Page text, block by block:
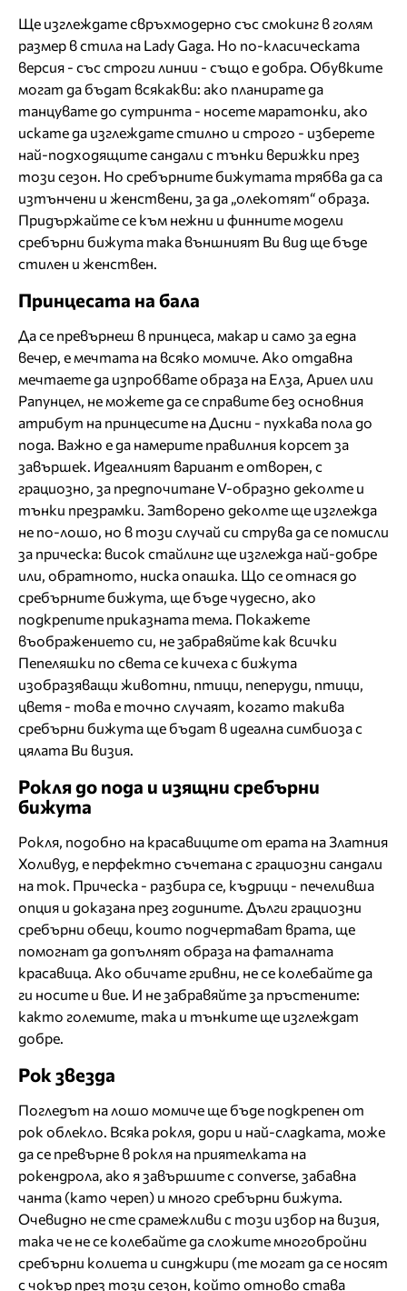
Ще изглеждате свръхмодерно със смокинг в голям
размер в стила на Lady Gaga. Но по-класическата
версия - със строги линии - също е добра. Обувките
могат да бъдат всякакви: ако планирате да
танцувате до сутринта - носете маратонки, ако
искате да изглеждате стилно и строго - изберете
най-подходящите сандали с тънки верижки през
този сезон. Но сребърните бижутата трябва да са
изтънчени и женствени, за да „олекотят“ образа.
Придържайте се към нежни и финните модели
сребърни бижута така външният Ви вид ще бъде
стилен и женствен.
Принцесата на бала
Да се ​​превърнеш в принцеса, макар и само за една
вечер, е мечтата на всяко момиче. Ако отдавна
мечтаете да изпробвате образа на Елза, Ариел или
Рапунцел, не можете да се справите без основния
атрибут на принцесите на Дисни - пухкава пола до
пода. Важно е да намерите правилния корсет за
завършек. Идеалният вариант е отворен, с
грациозно, за предпочитане V-образно деколте и
тънки презрамки. Затворено деколте ще изглежда
не по-лошо, но в този случай си струва да се помисли
за прическа: висок стайлинг ще изглежда най-добре
или, обратното, ниска опашка. Що се отнася до
сребърните бижута, ще бъде чудесно, ако
подкрепите приказната тема. Покажете
въображението си, не забравяйте как всички
Пепеляшки по света се кичеха с бижута
изобразяващи животни, птици, пеперуди, птици,
цветя - това е точно случаят, когато такива
сребърни бижута ще бъдат в идеална симбиоза с
цялата Ви визия.
Рокля до пода и изящни сребърни
бижута
Рокля, подобно на красавиците от ерата на Златния
Холивуд, е перфектно съчетана с грациозни сандали
на ток. Прическа - разбира се, къдрици - печеливша
опция и доказана през годините. Дълги грациозни
сребърни обеци, които подчертават врата, ще
помогнат да допълнят образа на фаталната
красавица. Ако обичате гривни, не се колебайте да
ги носите и вие. И не забравяйте за пръстените:
както големите, така и тънките ще изглеждат
добре.
Рок звезда
Погледът на лошо момиче ще бъде подкрепен от
рок облекло. Всяка рокля, дори и най-сладката, може
да се превърне в рокля на приятелката на
рокендрола, ако я завършите с converse, забавна
чанта (като череп) и много сребърни бижута.
Очевидно не сте срамежливи с този избор на визия,
така че не се колебайте да сложите многобройни
сребърни колиета и синджири (те могат да се носят
с чокър през този сезон, който отново става